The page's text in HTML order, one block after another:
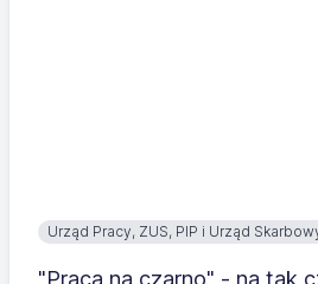
Urząd Pracy, ZUS, PIP i Urząd
"Praca na czarno" - na tak